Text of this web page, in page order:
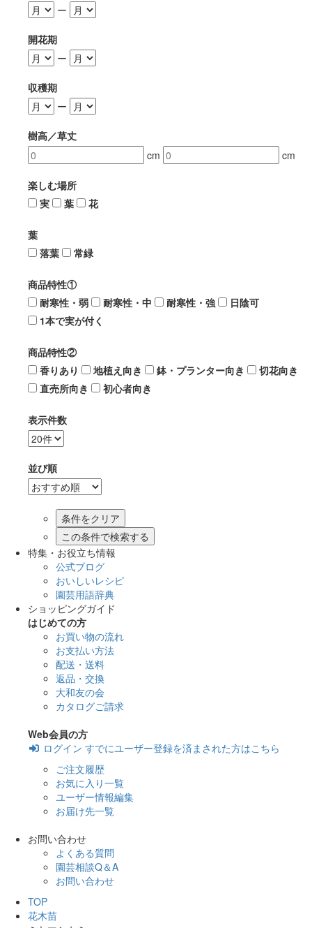
ー
開花期
ー
収穫期
ー
樹高／草丈
cm
cm
楽しむ場所
実
葉 花
葉
落葉
常緑
商品特性①
耐寒性・弱
耐寒性・中 耐寒性・強
日陰可
1本で実が付く
商品特性②
香りあり
地植え向き 鉢・プランター向き
切花向き
直売所向き
初心者向き
表示件数
並び順
この条件で検索する
特集・お役立ち情報
公式ブログ
おいしいレシピ
園芸用語辞典
ショッピングガイド
はじめての方
お買い物の流れ
お支払い方法
配送・送料
返品・交換
大和友の会
カタログご請求
Web会員の方
ログイン すでにユーザー登録を済まされた方はこちら
ご注文履歴
お気に入り一覧
ユーザー情報編集
お届け先一覧
お問い合わせ
よくある質問
園芸相談Q＆A
お問い合わせ
TOP
花木苗